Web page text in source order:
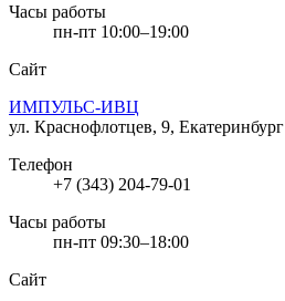
Часы работы
пн-пт 10:00–19:00
Сайт
ИМПУЛЬС-ИВЦ
ул. Краснофлотцев, 9, Екатеринбург
Телефон
+7 (343) 204-79-01
Часы работы
пн-пт 09:30–18:00
Сайт